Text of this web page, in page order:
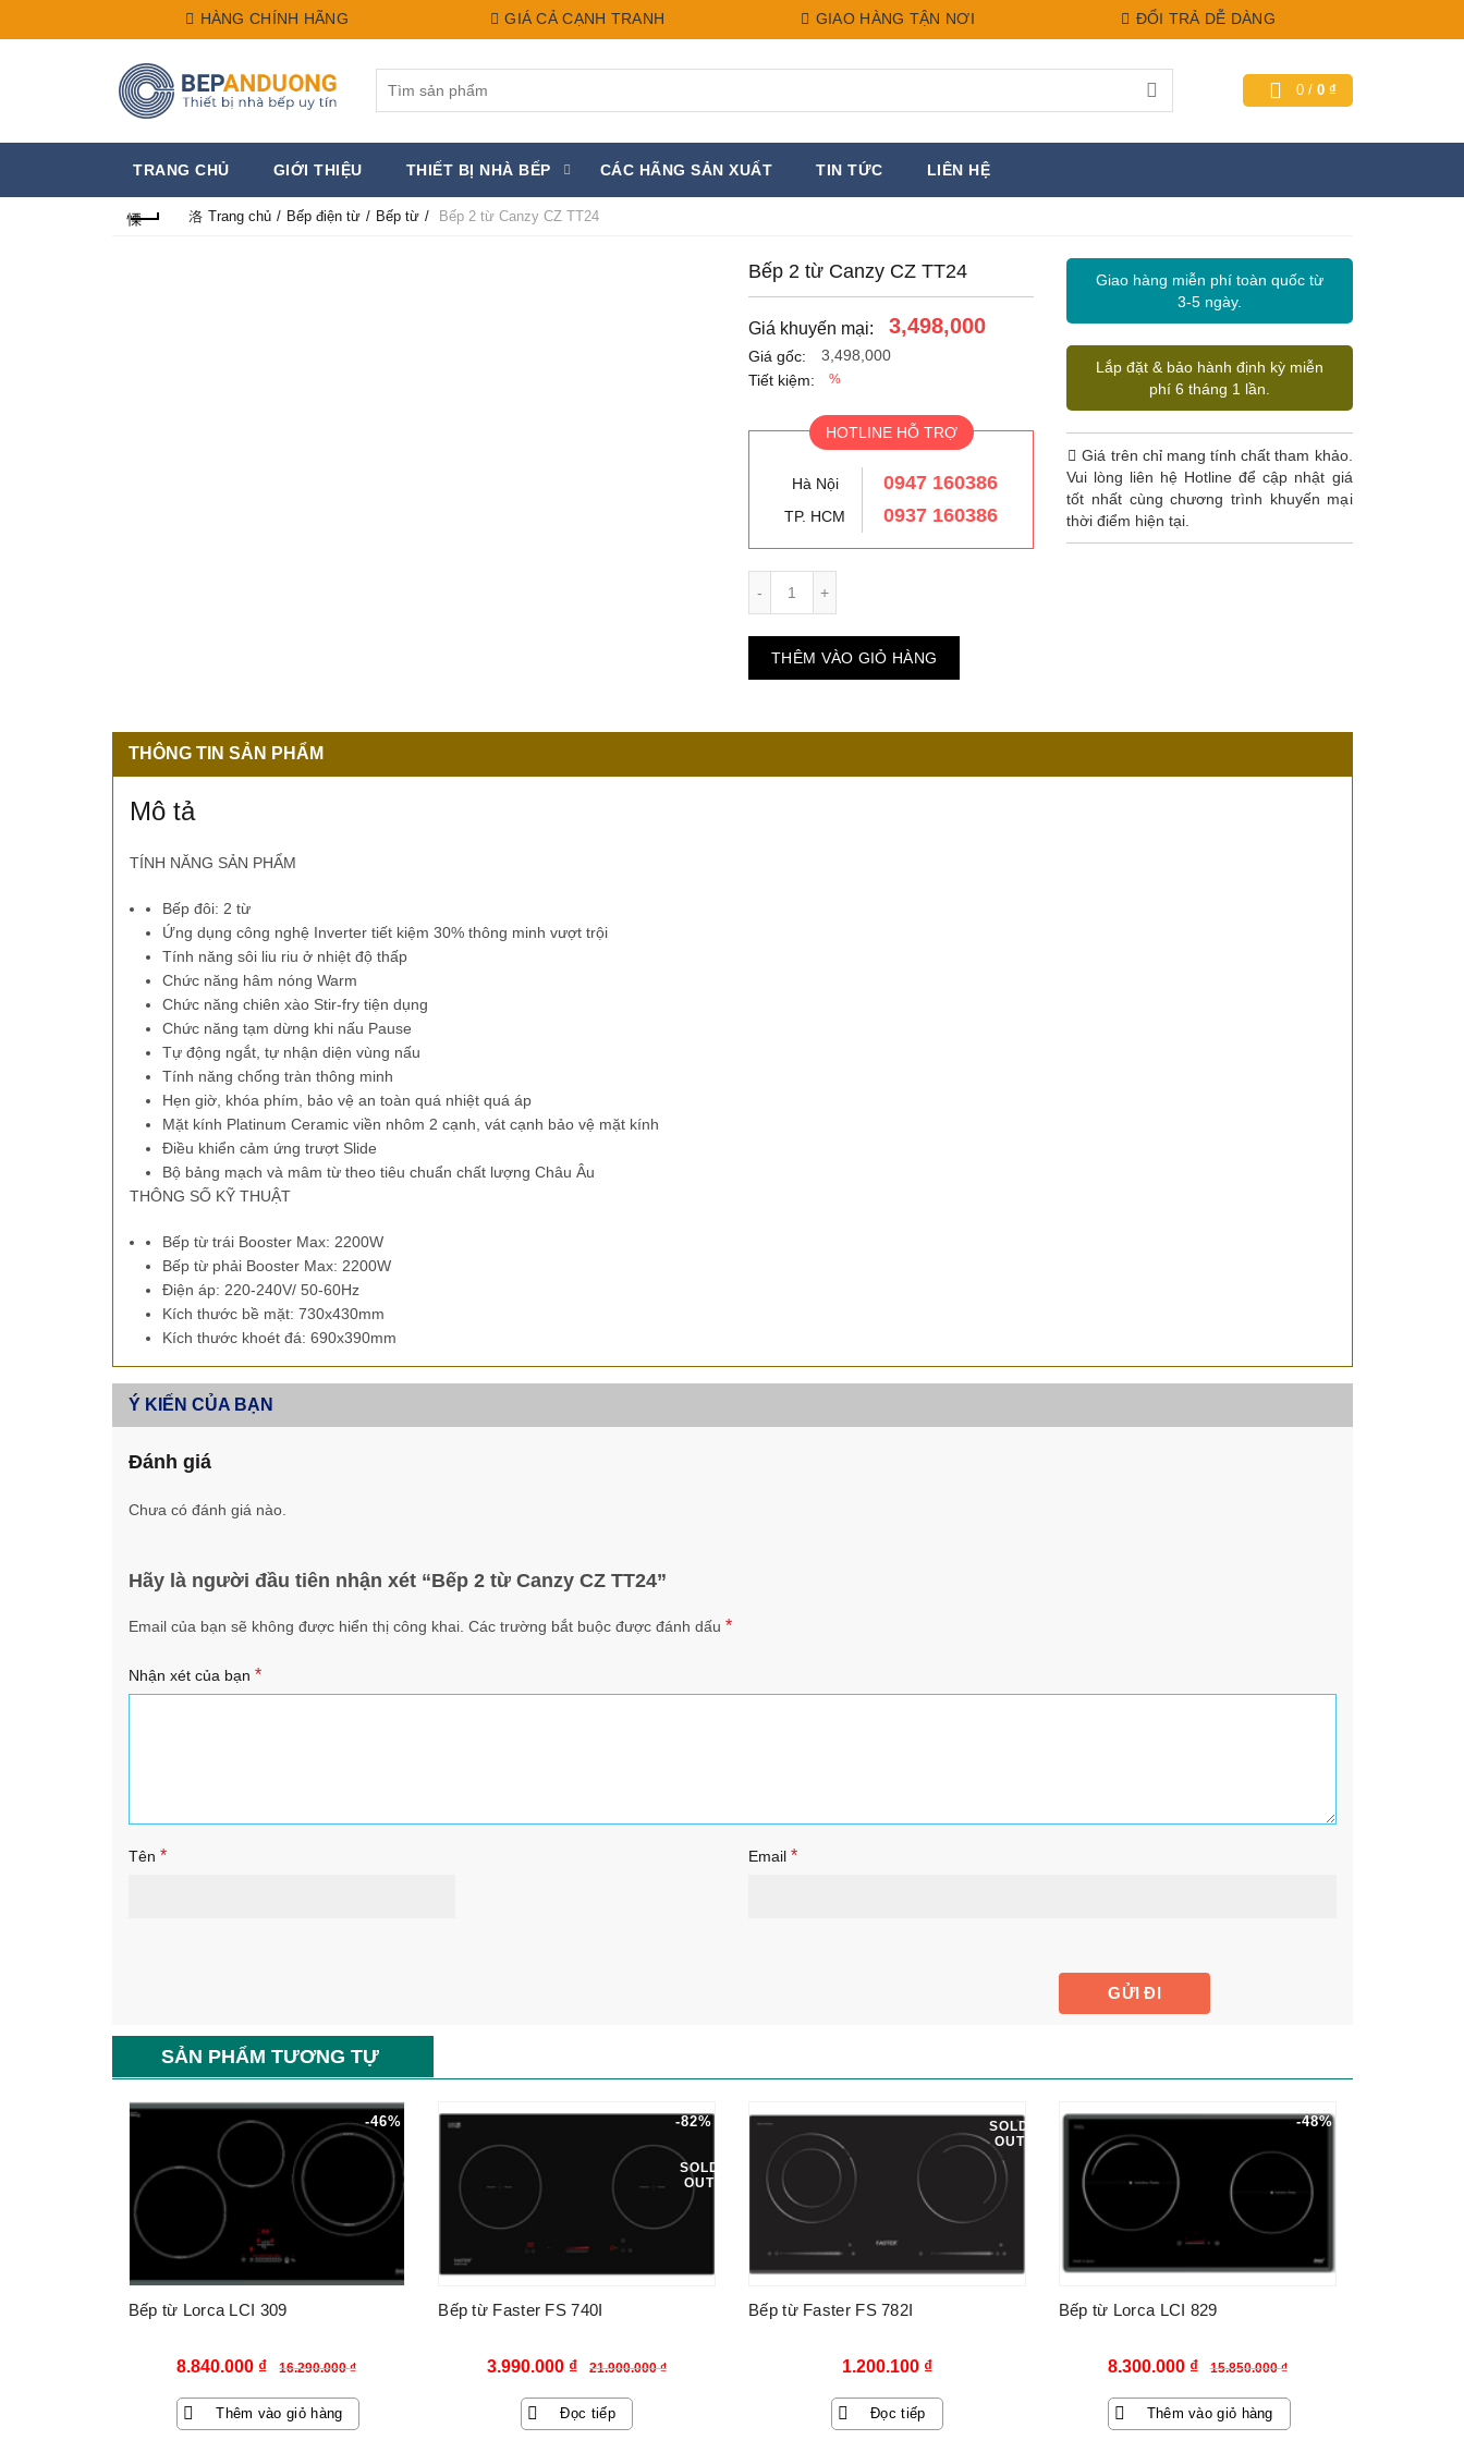
HÀNG CHÍNH HÃNG GIÁ CẢ CẠNH TRANH GIAO HÀNG TẬN NƠI ĐỔI TRẢ DỄ DÀNG
0 / 0 ₫
TRANG CHỦ GIỚI THIỆU THIẾT BỊ NHÀ BẾP CÁC HÃNG SẢN XUẤT TIN TỨC LIÊN HỆ
Trang chủ Bếp điện từ Bếp từ Bếp 2 từ Canzy CZ TT24
Bếp 2 từ Canzy CZ TT24
Giá khuyến mại: 3,498,000
Giá gốc:
3,498,000
Tiết kiệm:
%
HOTLINE HỖ TRỢ
Hà Nội 0947 160386
TP. HCM 0937 160386
THÊM VÀO GIỎ HÀNG
Giao hàng miễn phí toàn quốc từ
3-5 ngày.
Lắp đặt & bảo hành định kỳ miễn
phí 6 tháng 1 lần.
Giá trên chỉ mang tính chất tham khảo.
Vui lòng liên hệ Hotline để cập nhật giá
tốt nhất cùng chương trình khuyến mại
thời điểm hiện tại.
THÔNG TIN SẢN PHẨM
Mô tả
TÍNH NĂNG SẢN PHẨM
Bếp đôi: 2 từ
Ứng dụng công nghệ Inverter tiết kiệm 30% thông minh vượt trội
Tính năng sôi liu riu ở nhiệt độ thấp
Chức năng hâm nóng Warm
Chức năng chiên xào Stir-fry tiện dụng
Chức năng tạm dừng khi nấu Pause
Tự động ngắt, tự nhận diện vùng nấu
Tính năng chống tràn thông minh
Hẹn giờ, khóa phím, bảo vệ an toàn quá nhiệt quá áp
Mặt kính Platinum Ceramic viền nhôm 2 cạnh, vát cạnh bảo vệ mặt kính
Điều khiển cảm ứng trượt Slide
Bộ bảng mạch và mâm từ theo tiêu chuẩn chất lượng Châu Âu
THÔNG SỐ KỸ THUẬT
Bếp từ trái Booster Max: 2200W
Bếp từ phải Booster Max: 2200W
Điện áp: 220-240V/ 50-60Hz
Kích thước bề mặt: 730x430mm
Kích thước khoét đá: 690x390mm
Ý KIẾN CỦA BẠN
Đánh giá
Chưa có đánh giá nào.
Hãy là người đầu tiên nhận xét “Bếp 2 từ Canzy CZ TT24”
Email của bạn sẽ không được hiển thị công khai. Các trường bắt buộc được đánh dấu *
Nhận xét của bạn *
Tên * Email *
SẢN PHẨM TƯƠNG TỰ
-46%
Bếp từ Lorca LCI 309
16.290.000₫
Giá
gốc
là:
8.840.000 ₫
Giá
hiện
tại
Thêm vào giỏ hàng
-82%
SOLD
OUT
Bếp từ Faster FS 740I
21.900.000₫
Giá
gốc
là:
3.990.000 ₫
Giá
hiện
tại
Đọc tiếp
SOLD
OUT
Bếp từ Faster FS 782I
1.200.100 ₫
Đọc tiếp
-48%
Bếp từ Lorca LCI 829
15.850.000₫
Giá
gốc
là:
8.300.000 ₫
Giá
hiện
tại
Thêm vào giỏ hàng